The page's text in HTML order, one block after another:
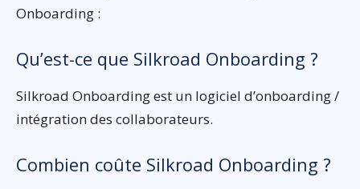
Onboarding :
Qu’est-ce que Silkroad Onboarding ?
Silkroad Onboarding est un logiciel d’onboarding /
intégration des collaborateurs.
Combien coûte Silkroad Onboarding ?